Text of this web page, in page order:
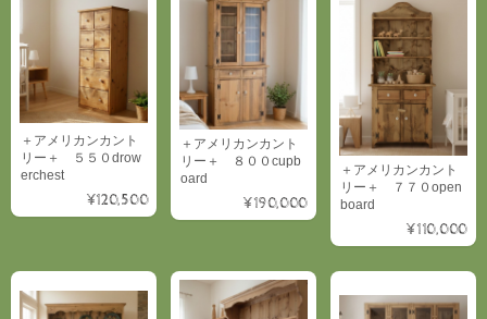
＋アメリカンカント
リー＋ ５５０drow
erchest
¥120,500
＋アメリカンカント
リー＋ ８００cupb
oard
¥190,000
＋アメリカンカント
リー＋ ７７０open
board
¥110,000